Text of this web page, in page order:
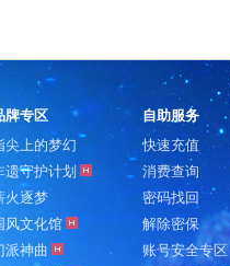
牌专区 自助服务
尖上的梦幻
遗守护计划
火逐梦
风文化馆
派神曲
快速充值
消费查询
密码找回
解除密保
账号安全专区